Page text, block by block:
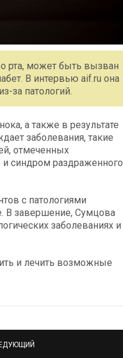
рта, может быть вызван
В интервью aif.ru она
за патологий.
а также в результате
заболевания, такие
отмеченных
и синдром раздраженного
с патологиями
В завершение, Сумцова
заболеваниях и
и лечить возможные